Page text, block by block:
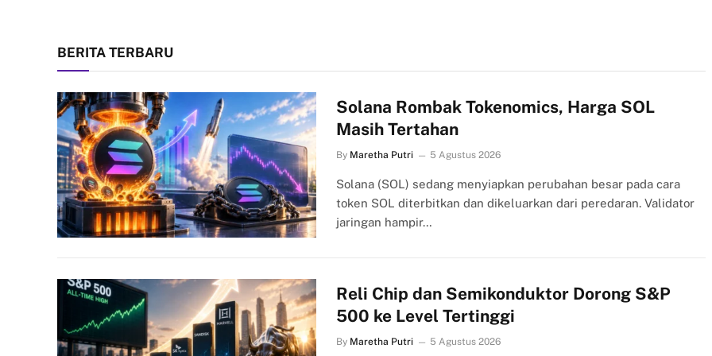
BERITA TERBARU
Solana Rombak Tokenomics, Harga SOL
Masih Tertahan
By Maretha Putri 5 Agustus 2026
Solana (SOL) sedang menyiapkan perubahan besar pada cara
token SOL diterbitkan dan dikeluarkan dari peredaran. Validator
jaringan hampir…
Reli Chip dan Semikonduktor Dorong S&P
500 ke Level Tertinggi
By Maretha Putri 5 Agustus 2026